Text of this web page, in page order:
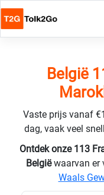
België
Vaste prijs vanaf
dag, vaak veel
Ontdek onze 113
Belgiëwaarvan er
Waals